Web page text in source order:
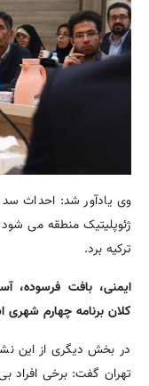
وی یادآور شد: احداث
ژئوپلیتیک منطقه می
ترکیه برد.
ایمنی، بافت فرسوده،
کلان برنامه چهارم
در بخش دیگری از این
تهران گفت: برخی افراد